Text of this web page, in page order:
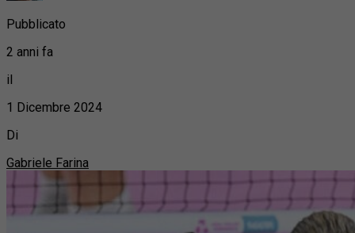
Pubblicato
2 anni fa
il
1 Dicembre 2024
Di
Gabriele Farina